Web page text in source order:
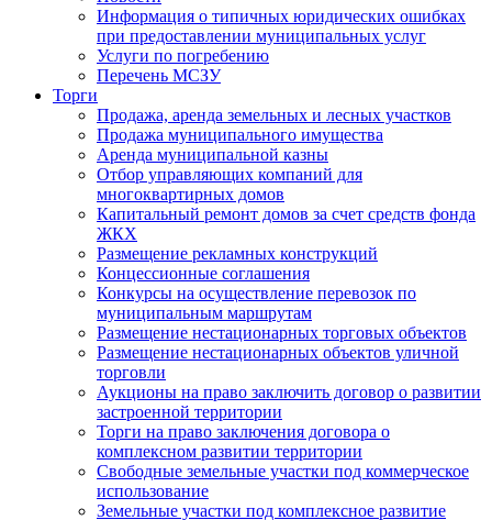
Информация о типичных юридических ошибках
при предоставлении муниципальных услуг
Услуги по погребению
Перечень МСЗУ
Торги
Продажа, аренда земельных и лесных участков
Продажа муниципального имущества
Аренда муниципальной казны
Отбор управляющих компаний для
многоквартирных домов
Капитальный ремонт домов за счет средств фонда
ЖКХ
Размещение рекламных конструкций
Концессионные соглашения
Конкурсы на осуществление перевозок по
муниципальным маршрутам
Размещение нестационарных торговых объектов
Размещение нестационарных объектов уличной
торговли
Аукционы на право заключить договор о развитии
застроенной территории
Торги на право заключения договора о
комплексном развитии территории
Свободные земельные участки под коммерческое
использование
Земельные участки под комплексное развитие